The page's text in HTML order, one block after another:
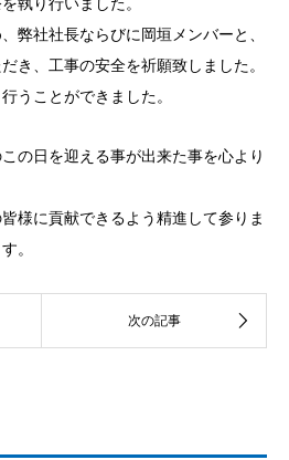
執り行いました。
弊社社長ならびに岡垣メンバーと、
き、工事の安全を祈願致しました。
うことができました。
の日を迎える事が出来た事を心より
様に貢献できるよう精進して参りま
。